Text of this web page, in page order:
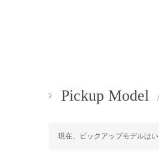
Pickup Model /
現在、ピックアップモデルはい